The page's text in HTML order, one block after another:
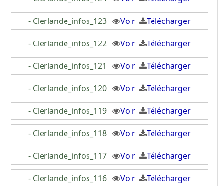
- Clerlande_infos_123 Voir Télécharger
- Clerlande_infos_122 Voir Télécharger
- Clerlande_infos_121 Voir Télécharger
- Clerlande_infos_120 Voir Télécharger
- Clerlande_infos_119 Voir Télécharger
- Clerlande_infos_118 Voir Télécharger
- Clerlande_infos_117 Voir Télécharger
- Clerlande_infos_116 Voir Télécharger